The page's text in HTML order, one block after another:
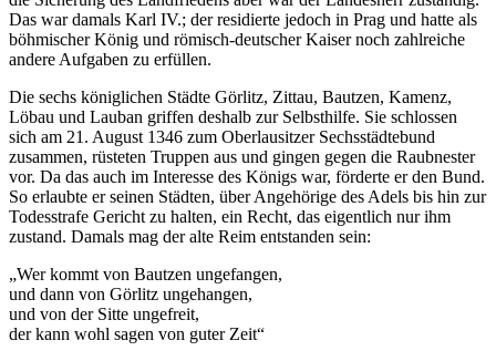
Das war damals Karl IV.; der residierte jedoch in Prag und hatte als
böhmischer König und römisch-deutscher Kaiser noch zahlreiche
andere Aufgaben zu erfüllen.
Die sechs königlichen Städte Görlitz, Zittau, Bautzen, Kamenz,
Löbau und Lauban griffen deshalb zur Selbsthilfe. Sie schlossen
sich am 21. August 1346 zum Oberlausitzer Sechsstädtebund
zusammen, rüsteten Truppen aus und gingen gegen die Raubnester
vor. Da das auch im Interesse des Königs war, förderte er den Bund.
So erlaubte er seinen Städten, über Angehörige des Adels bis hin zur
Todesstrafe Gericht zu halten, ein Recht, das eigentlich nur ihm
zustand. Damals mag der alte Reim entstanden sein:
„Wer kommt von Bautzen ungefangen,
und dann von Görlitz ungehangen,
und von der Sitte ungefreit,
der kann wohl sagen von guter Zeit“